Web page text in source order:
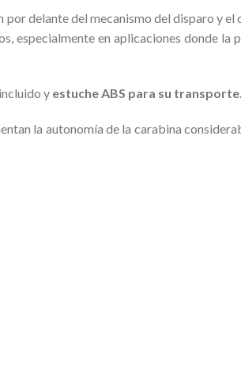
delante del mecanismo del disparo y el
especialmente en aplicaciones donde
y estuche ABS para su transporte.
la autonomía de la carabina